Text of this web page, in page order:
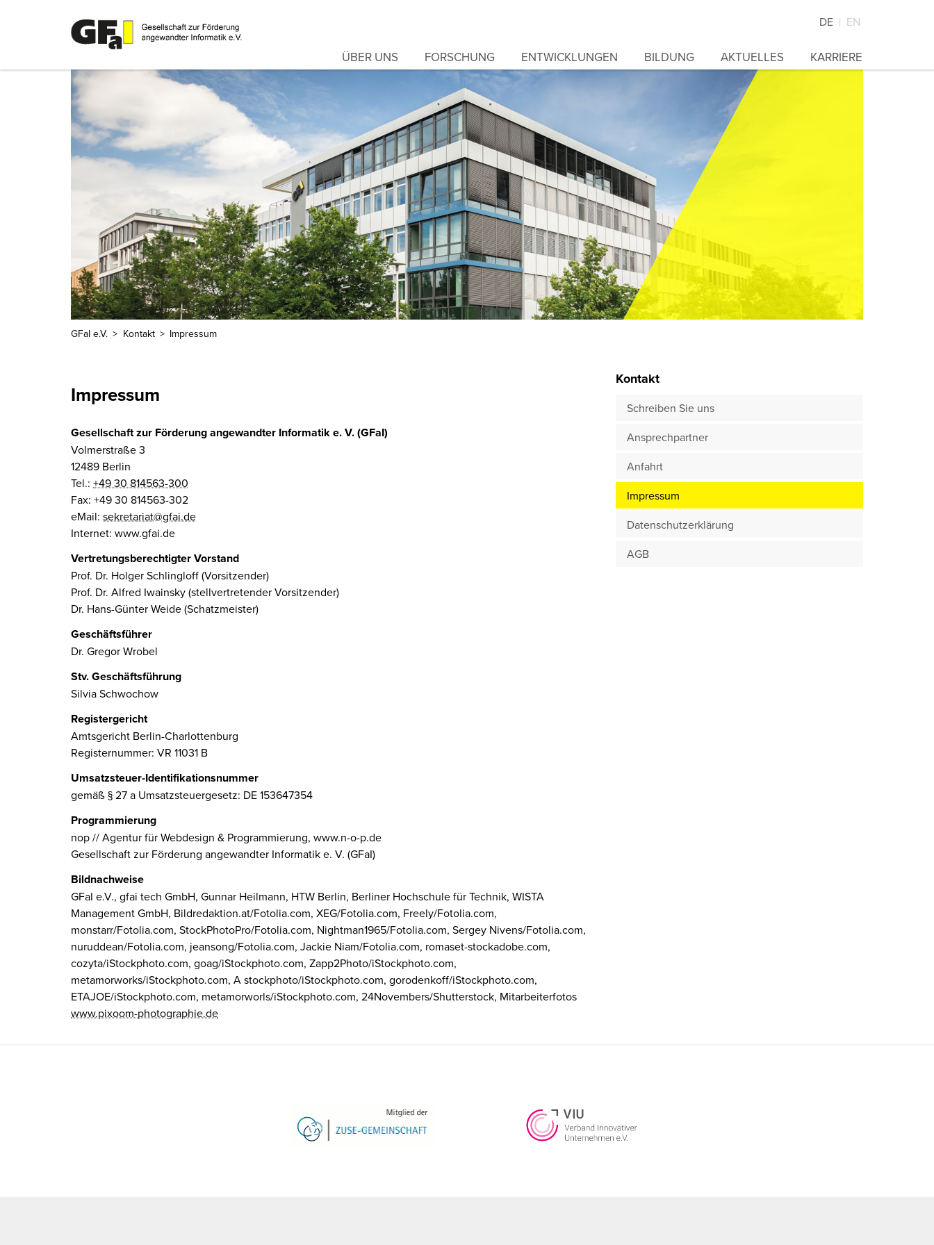
ÜBER UNS FORSCHUNG ENTWICKLUNGEN BILDUNG AKTUELLES KARRIERE
DE EN
GFaI e.V. Kontakt Impressum
Impressum
Gesellschaft zur Förderung angewandter Informatik e. V. (GFaI)
Volmerstraße 3
12489 Berlin
Tel.: +49 30 814563-300
Fax: +49 30 814563-302
eMail: sekretariat@gfai.de
Internet: www.gfai.de
Vertretungsberechtigter Vorstand
Prof. Dr. Holger Schlingloff (Vorsitzender)
Prof. Dr. Alfred Iwainsky (stellvertretender Vorsitzender)
Dr. Hans-Günter Weide (Schatzmeister)
Geschäftsführer
Dr. Gregor Wrobel
Stv. Geschäftsführung
Silvia Schwochow
Registergericht
Amtsgericht Berlin-Charlottenburg
Registernummer: VR 11031 B
Umsatzsteuer-Identifikationsnummer
gemäß § 27 a Umsatzsteuergesetz: DE 153647354
Programmierung
nop // Agentur für Webdesign & Programmierung, www.n-o-p.de
Gesellschaft zur Förderung angewandter Informatik e. V. (GFaI)
Bildnachweise
GFaI e.V., gfai tech GmbH, Gunnar Heilmann, HTW Berlin, Berliner Hochschule für Technik, WISTA
Management GmbH, Bildredaktion.at/Fotolia.com, XEG/Fotolia.com, Freely/Fotolia.com,
monstarr/Fotolia.com, StockPhotoPro/Fotolia.com, Nightman1965/Fotolia.com, Sergey Nivens/Fotolia.com,
nuruddean/Fotolia.com, jeansong/Fotolia.com, Jackie Niam/Fotolia.com, romaset-stockadobe.com,
cozyta/iStockphoto.com, goag/iStockphoto.com, Zapp2Photo/iStockphoto.com,
metamorworks/iStockphoto.com, A stockphoto/iStockphoto.com, gorodenkoff/iStockphoto.com,
ETAJOE/iStockphoto.com, metamorworls/iStockphoto.com, 24Novembers/Shutterstock, Mitarbeiterfotos
www.pixoom-photographie.de
Kontakt
Schreiben Sie uns
Ansprechpartner
Anfahrt
Impressum
Datenschutzerklärung
AGB